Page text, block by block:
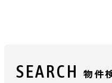
物件
SEARCH